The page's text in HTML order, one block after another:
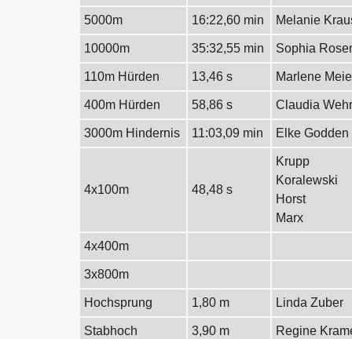
5000m 16:22,60 min Melanie
10000m 35:32,55 min Sophia
110m Hürden 13,46 s Marlene
400m Hürden 58,86 s Claudia
3000m Hindernis 11:03,09 min Elke Godden
4x100m 48,48 s
Krupp
Koralewski
Horst
Marx
4x400m
3x800m
Hochsprung 1,80 m Linda Zuber
Stabhoch 3,90 m Regine